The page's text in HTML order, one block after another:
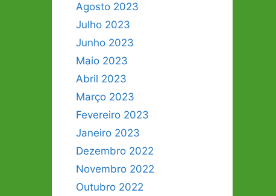
Agosto 2023
Julho 2023
Junho 2023
Maio 2023
Abril 2023
Março 2023
Fevereiro 2023
Janeiro 2023
Dezembro 2022
Novembro 2022
Outubro 2022